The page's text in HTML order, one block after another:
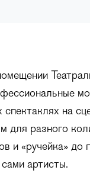
на
для разного
и «ручейка» до
артисты.